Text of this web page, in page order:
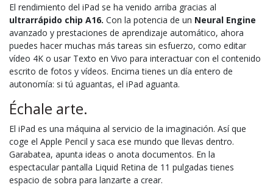
El rendi­miento del iPad se ha venido arriba gracias al
ultrarrápido chip A16. Con la potencia de un Neural Engine
avanzado y prestaciones de aprendizaje automático, ahora
puedes hacer muchas más tareas sin esfuerzo, como editar
vídeo 4K o usar Texto en Vivo para interactuar con el contenido
escrito de fotos y vídeos. Encima tienes un día entero de
autonomía: si tú aguantas, el iPad aguanta.
Échale arte.
El iPad es una máquina al servicio de la imaginación. Así que
coge el Apple Pencil y saca ese mundo que llevas dentro.
Garabatea, apunta ideas o anota documentos. En la
espectacular pantalla Liquid Retina de 11 pulgadas tienes
espacio de sobra para lanzarte a crear.